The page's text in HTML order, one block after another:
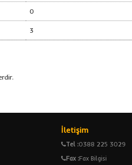
0
3
İletişim
Tel :0388 225 3029
Fax :Fax Bilgisi